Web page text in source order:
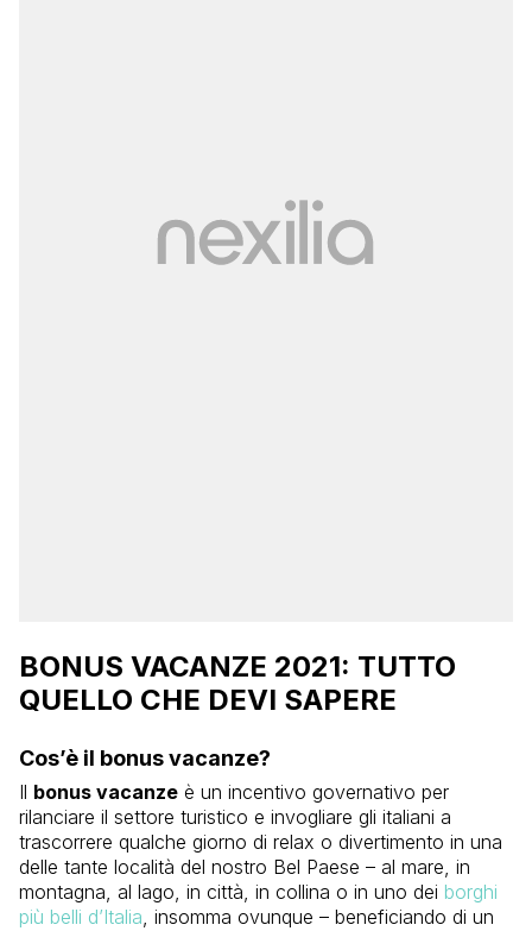
BONUS VACANZE 2021: TUTTO
QUELLO CHE DEVI SAPERE
Cos’è il bonus vacanze?
Il bonus vacanze è un incentivo governativo per
rilanciare il settore turistico e invogliare gli italiani a
trascorrere qualche giorno di relax o divertimento in una
delle tante località del nostro Bel Paese – al mare, in
montagna, al lago, in città, in collina o in uno dei borghi
più belli d’Italia , insomma ovunque – beneficiando di un